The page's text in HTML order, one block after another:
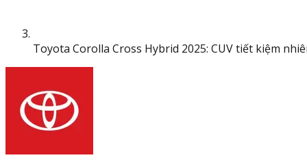
Toyota Corolla Cross Hybrid 2025: CUV tiết kiệm